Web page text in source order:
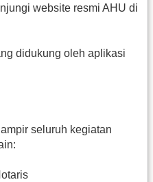
website resmi AHU di
didukung oleh aplikasi
seluruh kegiatan